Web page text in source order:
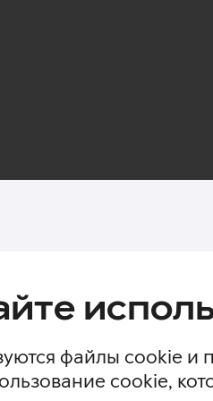
файлы cookie и
cookie,